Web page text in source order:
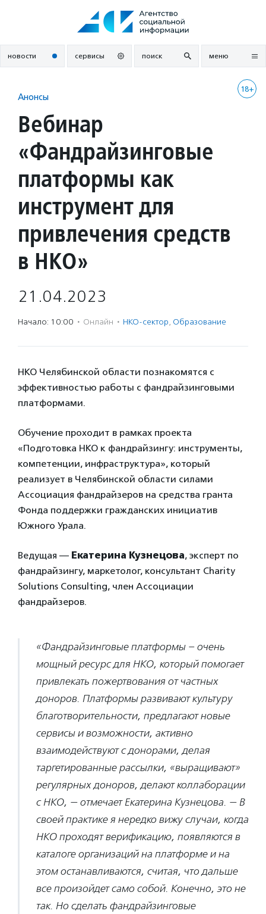
новости сервисы поиск меню
18+
Анонсы
Вебинар
«Фандрайзинговые
платформы как
инструмент для
привлечения средств
в НКО»
21.04.2023
Начало: 10:00 · Онлайн · НКО-сектор, Образование
НКО Челябинской области познакомятся с
эффективностью работы с фандрайзинговыми
платформами.
Обучение проходит в рамках проекта
«Подготовка НКО к фандрайзингу: инструменты,
компетенции, инфраструктура», который
реализует в Челябинской области силами
Ассоциация фандрайзеров на средства гранта
Фонда поддержки гражданских инициатив
Южного Урала.
Ведущая — Екатерина Кузнецова, эксперт по
фандрайзингу, маркетолог, консультант Charity
Solutions Consulting, член Ассоциации
фандрайзеров.
«Фандрайзинговые платформы – очень
мощный ресурс для НКО, который помогает
привлекать пожертвования от частных
доноров. Платформы развивают культуру
благотворительности, предлагают новые
сервисы и возможности, активно
взаимодействуют с донорами, делая
таргетированные рассылки, «выращивают»
регулярных доноров, делают коллаборации
с НКО, — отмечает Екатерина Кузнецова. — В
своей практике я нередко вижу случаи, когда
НКО проходят верификацию, появляются в
каталоге организаций на платформе и на
этом останавливаются, считая, что дальше
все произойдет само собой. Конечно, это не
так. Но сделать фандрайзинговые